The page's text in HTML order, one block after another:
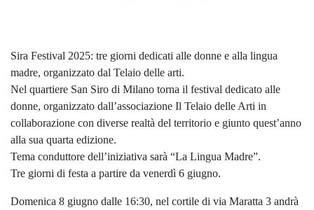
Sira Festival 2025: tre giorni dedicati alle donne e alla lingua
madre, organizzato dal Telaio delle arti.
Nel quartiere San Siro di Milano torna il festival dedicato alle
donne, organizzato dall’associazione Il Telaio delle Arti in
collaborazione con diverse realtà del territorio e giunto quest’anno
alla sua quarta edizione.
Tema conduttore dell’iniziativa sarà “La Lingua Madre”.
Tre giorni di festa a partire da venerdì 6 giugno.
Domenica 8 giugno dalle 16:30, nel cortile di via Maratta 3 andrà